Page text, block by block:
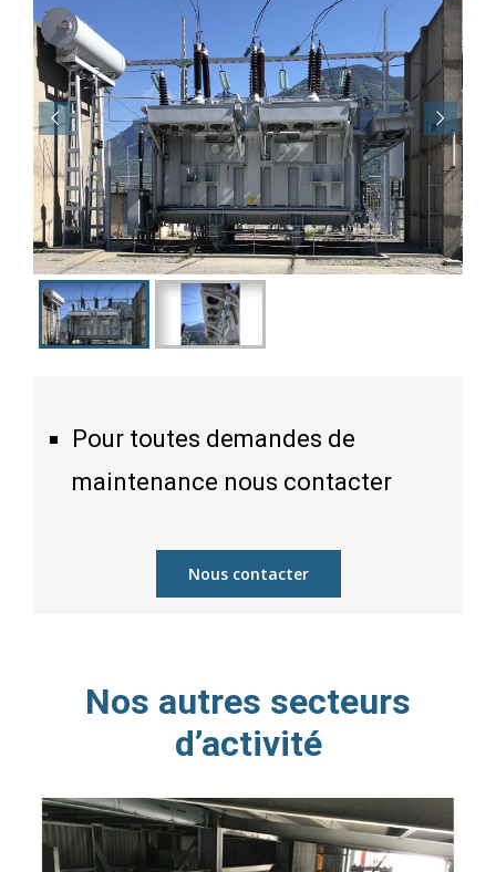
Pour toutes demandes de
maintenance nous contacter
Nous contacter
Nos autres secteurs
d’activité